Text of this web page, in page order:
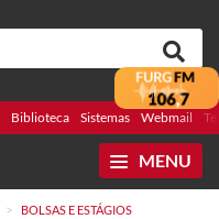
Biblioteca Sistemas Webmail
MENU
> BOLSAS E ESTÁGIOS